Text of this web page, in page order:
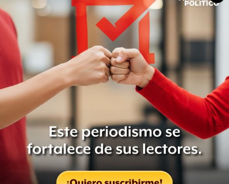
Sin embargo, en la región también hay mujeres que
trabajan como pilotos comerciales.
De hecho, la revista Hélice, editada por la Asociación
Sindical de Pilotos Aviadores de México, dedicó su
edición de abril de este año al tema de las mujeres piloto.
Según esa publicación,
solamente en México hay más 90
mujeres que se dedican a esta profesión
¿Cuánto ganan los pilotos?
Un día típico para un piloto de aerolínea puede
involucrar el transporte de pasajeros o carga hacia
destinos de corta o larga distancia.